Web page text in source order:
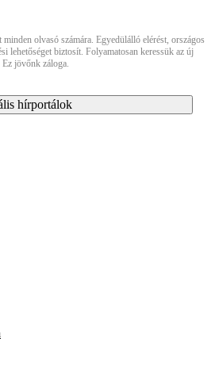
olvasó számára. Egyedülálló elérést, országos
lehetőséget biztosít. Folyamatosan keressük az új
jövőnk záloga.
hírportálok